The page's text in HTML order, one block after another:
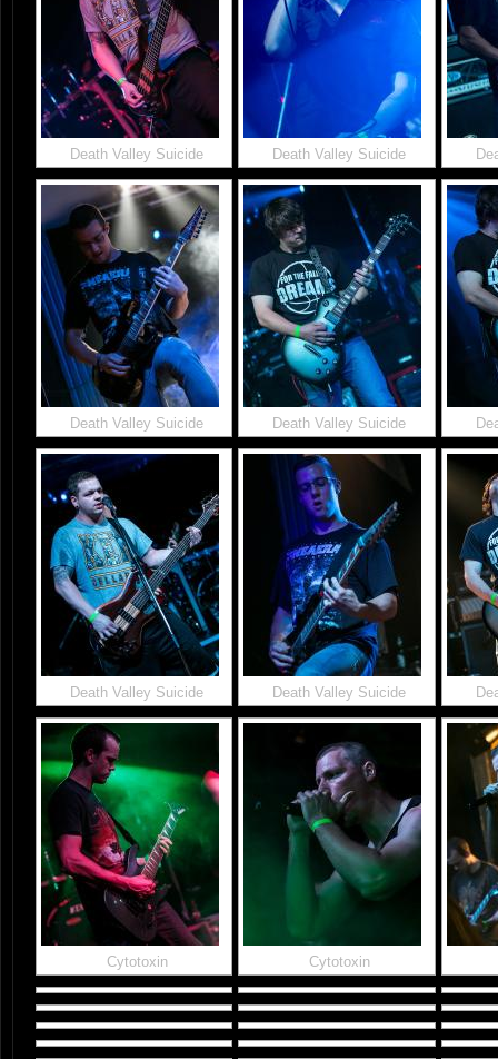
Death Valley Suicide Death Valley Suicide
Death Valley Suicide Death Valley Suicide
Death Valley Suicide Death Valley Suicide
Cytotoxin Cytotoxin